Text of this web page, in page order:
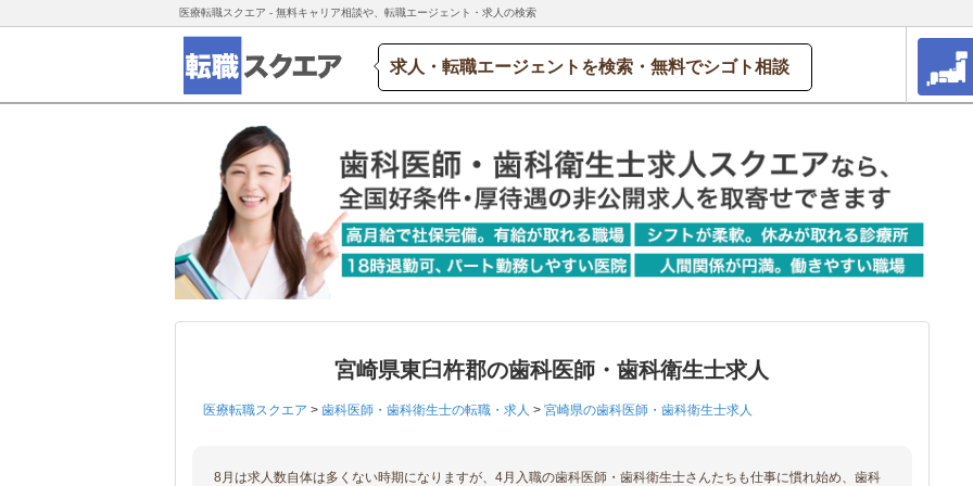
医療転職スクエア - 無料キャリア相談や、転職エージェント・求人の検索
求人・転職エージェントを検索・無料でシゴト相談
宮崎県東臼杵郡の歯科医師・歯科衛生士求人
医療転職スクエア > 歯科医師・歯科衛生士の転職・求人 > 宮崎県の歯科医師・歯科衛生士求人
8月は求人数自体は多くない時期になりますが、4月入職の歯科医師・歯科衛生士さんたちも仕事に慣れ始め、歯科